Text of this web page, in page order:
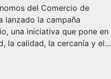
del Comercio de
lanzado la campaña
una iniciativa que pone en
la calidad, la cercanía y el…